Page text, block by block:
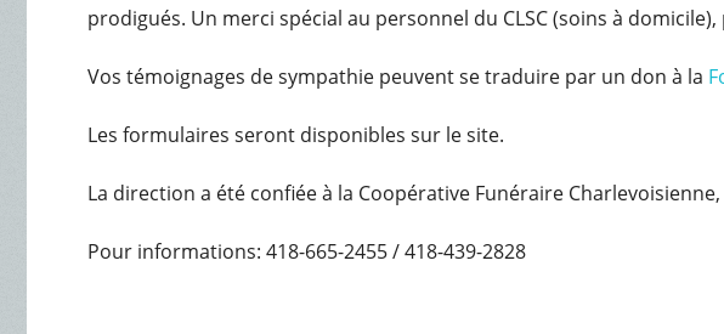
prodigués. Un merci spécial au personnel du CLSC (soins à
Vos témoignages de sympathie peuvent se traduire par un don à la
Les formulaires seront disponibles sur le site.
La direction a été confiée à la Coopérative Funéraire
Pour informations: 418-665-2455 / 418-439-2828